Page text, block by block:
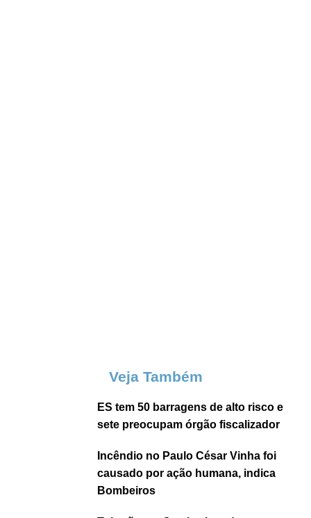
Veja Também
ES tem 50 barragens de alto risco e
sete preocupam órgão fiscalizador
Incêndio no Paulo César Vinha foi
causado por ação humana, indica
Bombeiros